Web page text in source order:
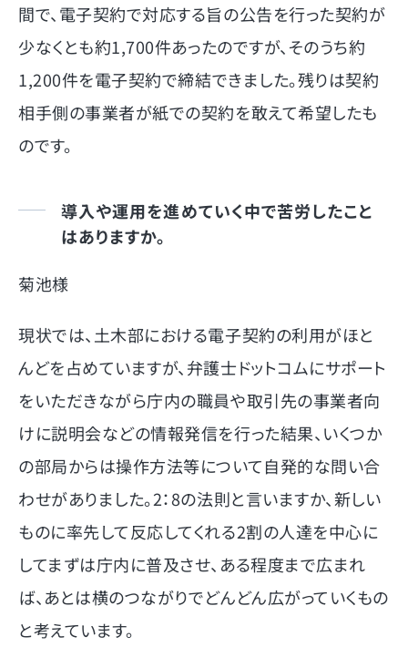
間で、電子契約で対応する旨の公告を行った契約が
少なくとも約1,700件あったのですが、そのうち約
1,200件を電子契約で締結できました。残りは契約
相手側の事業者が紙での契約を敢えて希望したも
のです。
導入や運用を進めていく中で苦労したこと
はありますか。
菊池様
現状では、土木部における電子契約の利用がほと
んどを占めていますが、弁護士ドットコムにサポート
をいただきながら庁内の職員や取引先の事業者向
けに説明会などの情報発信を行った結果、いくつか
の部局からは操作方法等について自発的な問い合
わせがありました。2：8の法則と言いますか、新しい
ものに率先して反応してくれる2割の人達を中心に
してまずは庁内に普及させ、ある程度まで広まれ
ば、あとは横のつながりでどんどん広がっていくもの
と考えています。